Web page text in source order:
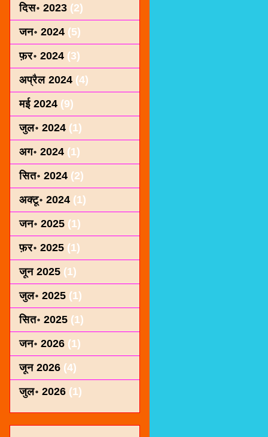
दिस॰ 2023 (2)
जन॰ 2024 (5)
फ़र॰ 2024 (3)
अप्रैल 2024 (4)
मई 2024 (9)
जुल॰ 2024 (1)
अग॰ 2024 (1)
सित॰ 2024 (2)
अक्टू॰ 2024 (1)
जन॰ 2025 (1)
फ़र॰ 2025 (1)
जून 2025 (1)
जुल॰ 2025 (1)
सित॰ 2025 (1)
जन॰ 2026 (1)
जून 2026 (4)
जुल॰ 2026 (1)